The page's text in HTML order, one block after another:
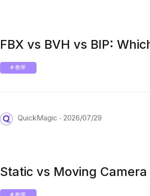
FBX vs BVH vs BIP:
# 教學
QuickMagic 2026/07/29
Static vs Moving
# 教學